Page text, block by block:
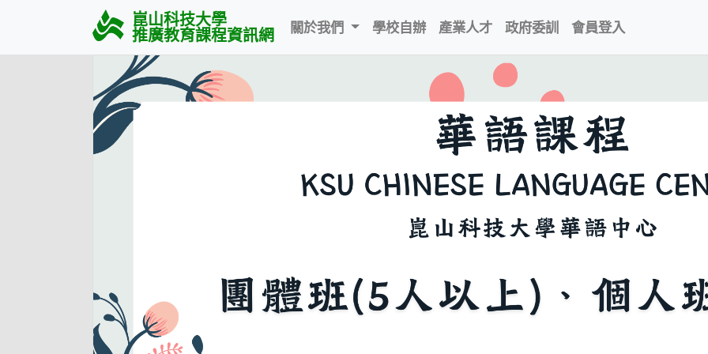
崑山科技大學
推廣教育課程資訊網 關於我們 學校自辦 產業人才 政府委訓 會員登入